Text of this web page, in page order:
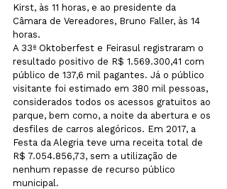
Kirst, às 11 horas, e ao presidente da
Câmara de Vereadores, Bruno Faller, às 14
horas.
A 33ª Oktoberfest e Feirasul registraram o
resultado positivo de R$ 1.569.300,41 com
público de 137,6 mil pagantes. Já o público
visitante foi estimado em 380 mil pessoas,
considerados todos os acessos gratuitos ao
parque, bem como, a noite da abertura e os
desfiles de carros alegóricos. Em 2017, a
Festa da Alegria teve uma receita total de
R$ 7.054.856,73, sem a utilização de
nenhum repasse de recurso público
municipal.